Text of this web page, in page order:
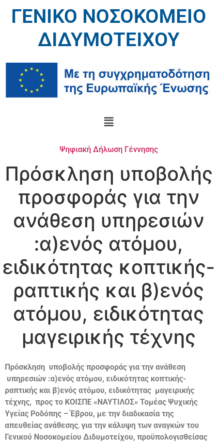
ΓΕΝΙΚΟ ΝΟΣΟΚΟΜΕΙΟ
ΔΙΔΥΜΟΤΕΙΧΟΥ
Ψηφιακή Δήλωση Γέννησης
Πρόσκληση υποβολής
προσφοράς για την
ανάθεση υπηρεσιών
:α)ενός ατόμου,
ειδικότητας κοπτικής-
ραπτικής και β)ενός
ατόμου, ειδικότητας
μαγειρικής τέχνης
Πρόσκληση υποβολής προσφοράς για την ανάθεση
υπηρεσιών :α)ενός ατόμου, ειδικότητας κοπτικής-
ραπτικής και β)ενός ατόμου, ειδικότητας μαγειρικής
τέχνης, προς το ΚΟΙΣΠΕ «ΝΑΥΤΙΛΟΣ» Τομέας Ψυχικής
Υγείας Ροδόπης – Έβρου, με την διαδικασία της
απευθείας ανάθεσης, για την κάλυψη των αναγκών του
Γενικού Νοσοκομείου Διδυμοτείχου, προϋπολογισθείσας